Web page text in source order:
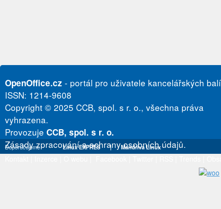
OpenOffice.cz - portál pro uživatele kancelářských
ISSN: 1214-9608
Copyright © 2025 CCB, spol. s r. o., všechna práva
vyhrazena.
Provozuje CCB, spol. s r. o.
Zásady zpracování a ochrany osobních údajů.
Doporučujeme Linux EXPRES | Mandriva Linux